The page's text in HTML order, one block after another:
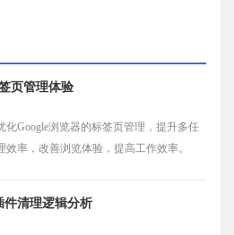
页管理体验
化Google浏览器的标签页管理，提升多任
效率，改善浏览体验，提高工作效率。
件清理逻辑分析